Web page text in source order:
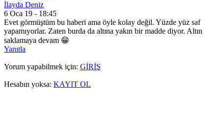
İlayda Deniz
6 Oca 19 - 18:45
Evet görmüştüm bu haberi ama öyle kolay değil. Yüzde yüz saf
yapamıyorlar. Zaten burda da altına yakın bir madde diyor. Altın
saklamaya devam 😁
Yanıtla
Yorum yapabilmek için: GİRİŞ
Hesabın yoksa: KAYIT OL